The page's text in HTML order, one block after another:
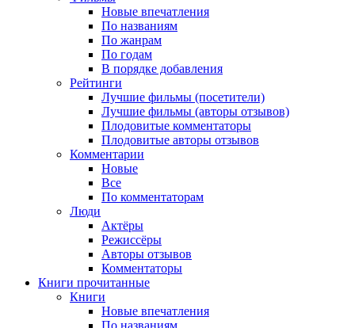
Новые впечатления
По названиям
По жанрам
По годам
В порядке добавления
Рейтинги
Лучшие фильмы (посетители)
Лучшие фильмы (авторы отзывов)
Плодовитые комментаторы
Плодовитые авторы отзывов
Комментарии
Новые
Все
По комментаторам
Люди
Актёры
Режиссёры
Авторы отзывов
Комментаторы
Книги прочитанные
Книги
Новые впечатления
По названиям